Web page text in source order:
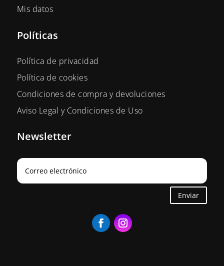
Mis datos
Políticas
Política de privacidad
Política de cookies
Condiciones de compra y devoluciones
Aviso Legal y Condiciones de Uso
Newsletter
Enviar